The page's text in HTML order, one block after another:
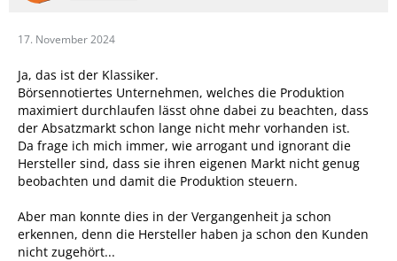
17. November 2024
Ja, das ist der Klassiker.
Börsennotiertes Unternehmen, welches die Produktion
maximiert durchlaufen lässt ohne dabei zu beachten, dass
der Absatzmarkt schon lange nicht mehr vorhanden ist.
Da frage ich mich immer, wie arrogant und ignorant die
Hersteller sind, dass sie ihren eigenen Markt nicht genug
beobachten und damit die Produktion steuern.
Aber man konnte dies in der Vergangenheit ja schon
erkennen, denn die Hersteller haben ja schon den Kunden
nicht zugehört...